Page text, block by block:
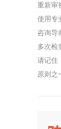
用户
免责
重新审
使用专
咨询导
多次检
请记住
原则之